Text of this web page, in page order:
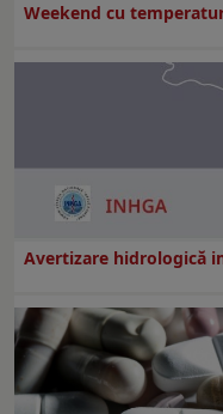
Weekend cu
Avertizare hidrologică